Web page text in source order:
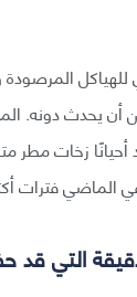
المرصودة
أن يحدث دونه.
أحيانًا زخات مطر
الماضي فترات
التي